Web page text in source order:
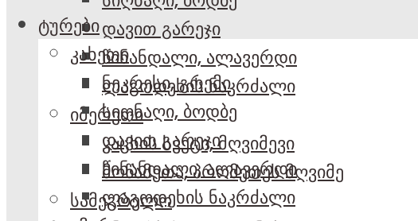
დავით გარეჯი
წინანდალი, ალავერდი
ლაგოდეხის ნაკრძალი
იმერეთი
კაცხის სვეტი, მღვიმევი
მოწამეთა, პრომეთეს მღვიმე
სამეგრელო
ტურები
კახეთი
ნეკრესი, გრემი
სიღნაღი, ბოდბე
დავით გარეჯი
წინანდალი, ალავერდი
ლაგოდეხის ნაკრძალი